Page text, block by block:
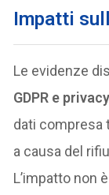
Impatti
Le evidenze
GDPR e privacy
dati compresa
a causa del
L’impatto non